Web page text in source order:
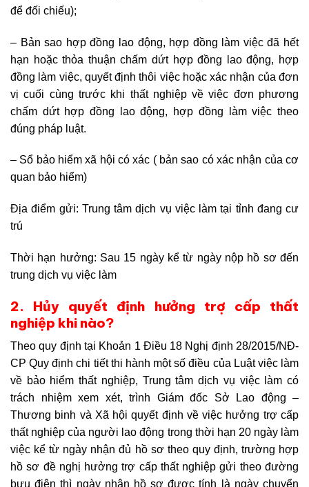
để đối chiếu);
– Bản sao hợp đồng lao động, hợp đồng làm việc đã hết
hạn hoặc thỏa thuận chấm dứt hợp đồng lao động, hợp
đồng làm việc, quyết định thôi việc hoặc xác nhận của đơn
vị cuối cùng trước khi thất nghiệp về việc đơn phương
chấm dứt hợp đồng lao động, hợp đồng làm việc theo
đúng pháp luật.
– Sổ bảo hiểm xã hội có xác ( bản sao có xác nhận của cơ
quan bảo hiểm)
Địa điểm gửi: Trung tâm dịch vụ việc làm tại tỉnh đang cư
trú
Thời hạn hưởng: Sau 15 ngày kể từ ngày nộp hồ sơ đến
trung dịch vụ việc làm
2. Hủy quyết định hưởng trợ cấp thất
nghiệp khi nào?
Theo quy định tại Khoản 1 Điều 18 Nghị định 28/2015/NĐ-
CP Quy định chi tiết thi hành một số điều của Luật việc làm
về bảo hiểm thất nghiệp, Trung tâm dịch vụ việc làm có
trách nhiệm xem xét, trình Giám đốc Sở Lao động –
Thương binh và Xã hội quyết định về việc hưởng trợ cấp
thất nghiệp của người lao động trong thời hạn 20 ngày làm
việc kể từ ngày nhận đủ hồ sơ theo quy định, trường hợp
hồ sơ đề nghị hưởng trợ cấp thất nghiệp gửi theo đường
bưu điện thì ngày nhận hồ sơ được tính là ngày chuyển